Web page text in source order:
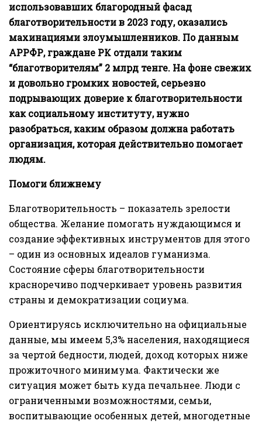
использовавших благородный фасад
благотворительности в 2023 году, оказались
махинациями злоумышленников. По данным
АРРФР, граждане РК отдали таким
“благотворителям” 2 млрд тенге. На фоне свежих
и довольно громких новостей, серьезно
подрывающих доверие к благотворительности
как социальному институту, нужно
разобраться, каким образом должна работать
организация, которая действительно помогает
людям.
Помоги ближнему
Благотворительность – показатель зрелости
общества. Желание помогать нуждающимся и
создание эффективных инструментов для этого
– один из основных идеалов гуманизма.
Состояние сферы благотворительности
красноречиво подчеркивает уровень развития
страны и демократизации социума.
Ориентируясь исключительно на официальные
данные, мы имеем 5,3% населения, находящиеся
за чертой бедности, людей, доход которых ниже
прожиточного минимума. Фактически же
ситуация может быть куда печальнее. Люди с
ограниченными возможностями, семьи,
воспитывающие особенных детей, многодетные